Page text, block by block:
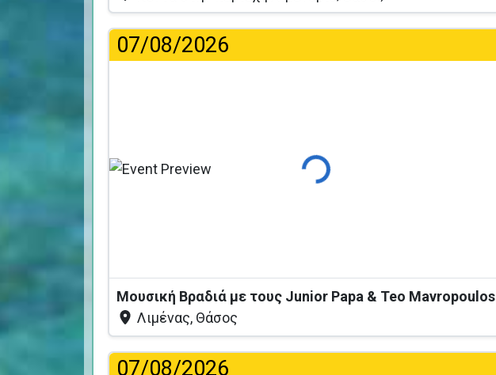
07/08/2026
Φόρτωση...
Μουσική Βραδιά με τους Junior Papa & Teo Mavropoulos
Λιμένας, Θάσος
07/08/2026